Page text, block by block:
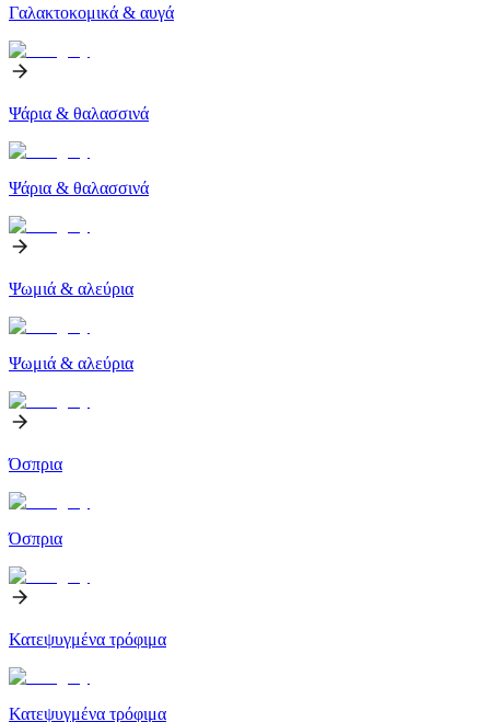
Γαλακτοκομικά & αυγά
Ψάρια & θαλασσινά
Ψάρια & θαλασσινά
Ψωμιά & αλεύρια
Ψωμιά & αλεύρια
Όσπρια
Όσπρια
Κατεψυγμένα τρόφιμα
Κατεψυγμένα τρόφιμα